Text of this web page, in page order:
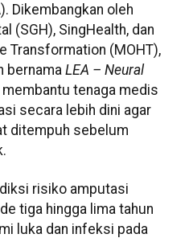
Dikembangkan oleh
(SGH), SingHealth, dan
Transformation (MOHT),
bernama LEA – Neural
membantu tenaga medis
secara lebih dini agar
ditempuh sebelum
risiko amputasi
tiga hingga lima tahun
luka dan infeksi pada